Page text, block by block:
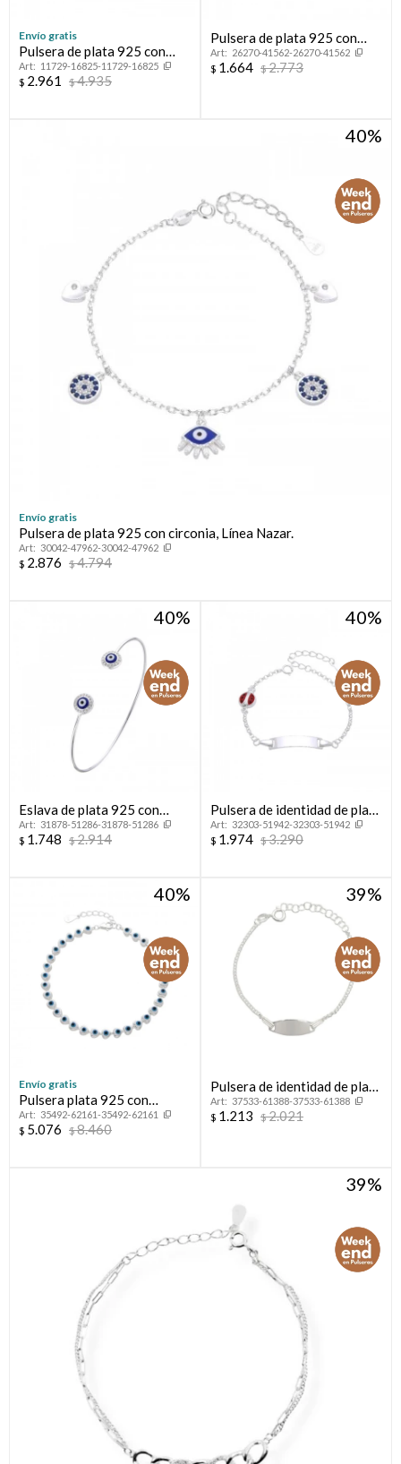
Envío gratis
Pulsera de plata 925 con
circonias.
11729-16825-11729-16825
$ 2.961 $4.935
Pulsera de plata 925 con
circonias, OJO TURCO.
26270-41562-26270-41562
$ 1.664 $2.773
40
Envío gratis
Pulsera de plata 925 con circonia, Línea Nazar.
30042-47962-30042-47962
$ 2.876 $4.794
40
Eslava de plata 925 con
circonias y esmalte, OJO
TURCO.
31878-51286-31878-51286
$ 1.748 $2.914
40
Pulsera de identidad de plata
925 con dije
32303-51942-32303-51942
$ 1.974 $3.290
40
Envío gratis
Pulsera plata 925 con
esmalte.
35492-62161-35492-62161
$ 5.076 $8.460
39
Pulsera de identidad de plata
925.37533-61388-37533-61388
$ 1.213 $2.021
39